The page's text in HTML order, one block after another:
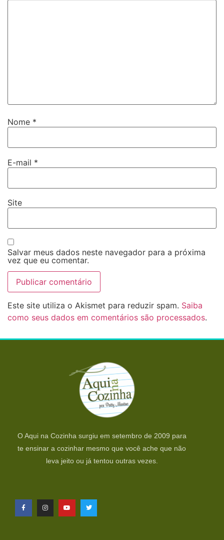
Nome *
E-mail *
Site
Salvar meus dados neste navegador para a próxima
vez que eu comentar.
Este site utiliza o Akismet para reduzir spam. Saiba
como seus dados em comentários são processados.
O Aqui na Cozinha surgiu em setembro de 2009 para
te ensinar a cozinhar mesmo que você ache que não
leva jeito ou já tentou outras vezes.